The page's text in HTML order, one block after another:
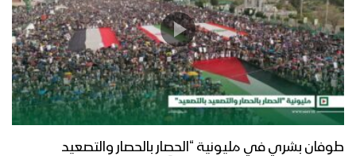
طوفان بشري في مليونية “الحصار بالحصار والتصعيد